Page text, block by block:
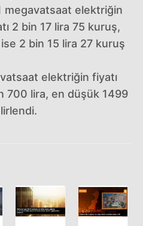
megavatsaat elektriğin
2 bin 17 lira 75 kuruş,
ise 2 bin 15 lira 27 kuruş
elektriğin fiyatı
700 lira, en düşük 1499